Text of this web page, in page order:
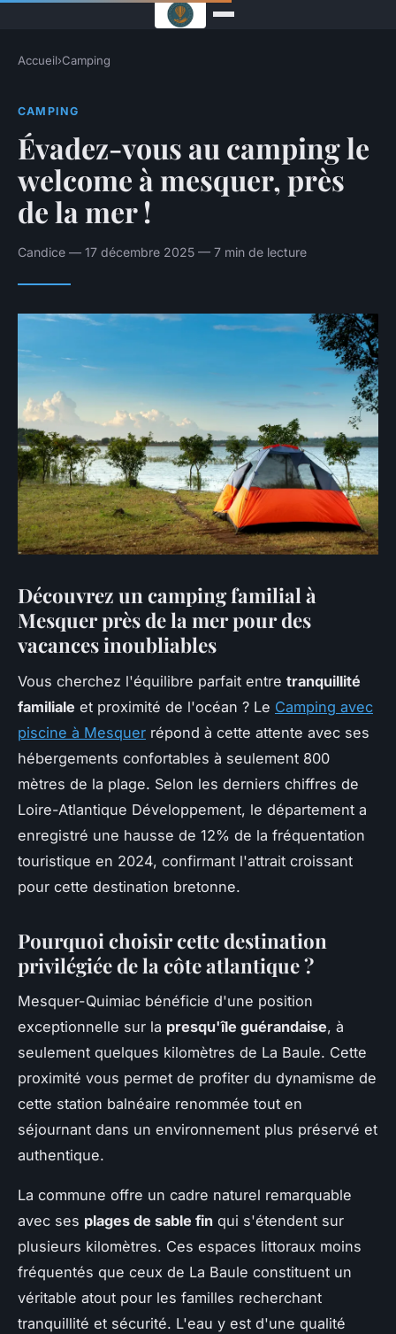
Accueil›Camping
CAMPING
Évadez-vous au camping le
welcome à mesquer, près
de la mer !
Candice — 17 décembre 2025 — 7 min de lecture
Découvrez un camping familial à
Mesquer près de la mer pour des
vacances inoubliables
Vous cherchez l'équilibre parfait entre tranquillité
familiale et proximité de l'océan ? Le Camping avec
piscine à Mesquer répond à cette attente avec ses
hébergements confortables à seulement 800
mètres de la plage. Selon les derniers chiffres de
Loire-Atlantique Développement, le département a
enregistré une hausse de 12% de la fréquentation
touristique en 2024, confirmant l'attrait croissant
pour cette destination bretonne.
Pourquoi choisir cette destination
privilégiée de la côte atlantique ?
Mesquer-Quimiac bénéficie d'une position
exceptionnelle sur la presqu'île guérandaise, à
seulement quelques kilomètres de La Baule. Cette
proximité vous permet de profiter du dynamisme de
cette station balnéaire renommée tout en
séjournant dans un environnement plus préservé et
authentique.
La commune offre un cadre naturel remarquable
avec ses plages de sable fin qui s'étendent sur
plusieurs kilomètres. Ces espaces littoraux moins
fréquentés que ceux de La Baule constituent un
véritable atout pour les familles recherchant
tranquillité et sécurité. L'eau y est d'une qualité